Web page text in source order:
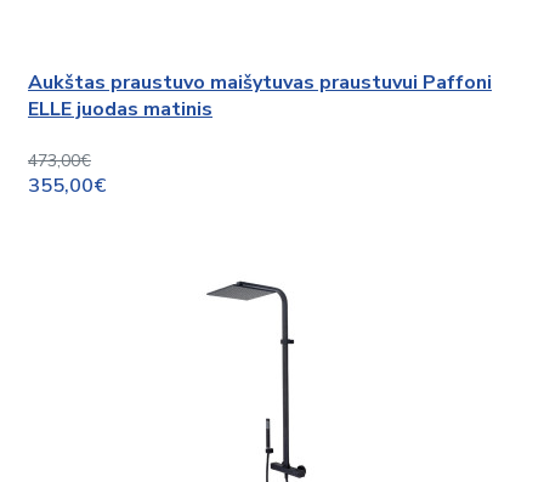
Aukštas praustuvo maišytuvas praustuvui Paffoni
ELLE juodas matinis
473,00€
355,00€